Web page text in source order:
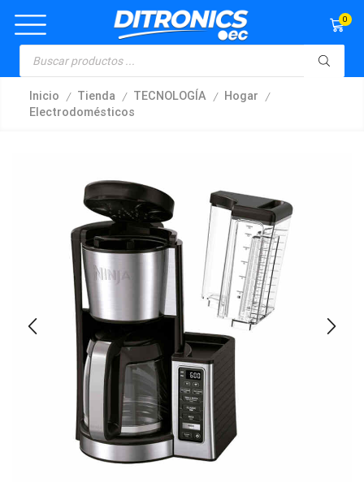
0
Inicio / Tienda / TECNOLOGÍA / Hogar /
Electrodomésticos